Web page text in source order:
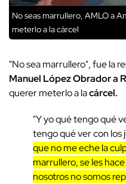
No seas marrullero, AMLO a
meterlo a la cárcel
"No sea marrullero", fue la
Manuel López Obrador a
querer meterlo a lacárcel.
"Y yo qué tengo qué
tengo qué ver con los
que no me eche la
marrullero, se les
nosotros no somos